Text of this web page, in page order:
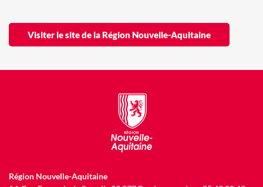
Visiter le site de la Région Nouvelle-Aquitaine
Région Nouvelle-Aquitaine